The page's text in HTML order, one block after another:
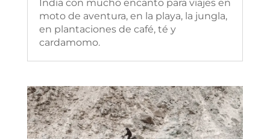
India con mucho encanto para viajes en
moto de aventura, en la playa, la jungla,
en plantaciones de café, té y
cardamomo.